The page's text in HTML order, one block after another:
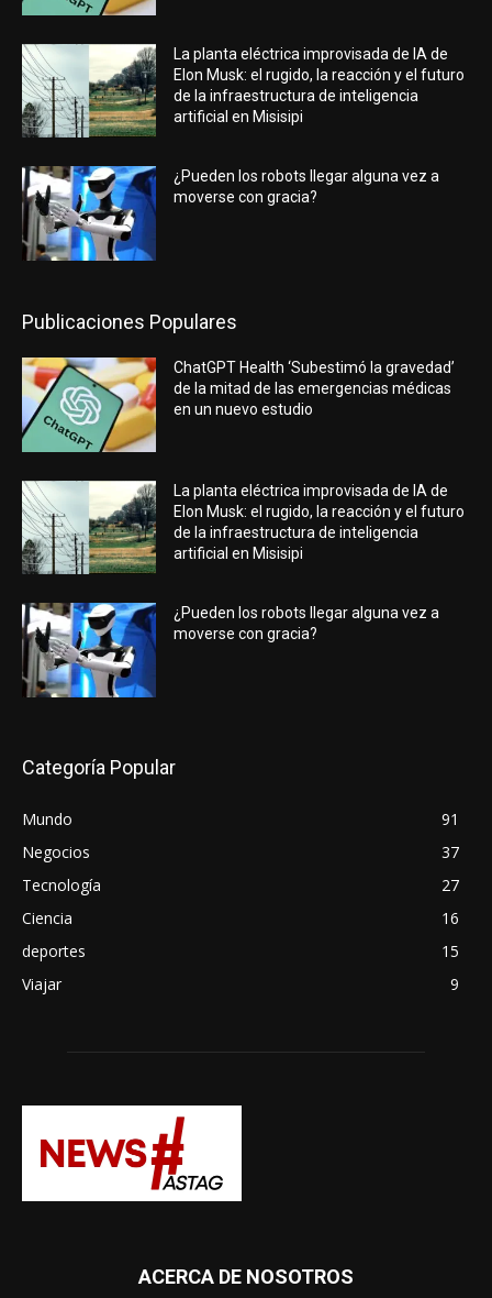
La planta eléctrica improvisada de IA de
Elon Musk: el rugido, la reacción y el futuro
de la infraestructura de inteligencia
artificial en Misisipi
¿Pueden los robots llegar alguna vez a
moverse con gracia?
Publicaciones Populares
ChatGPT Health ‘Subestimó la gravedad’
de la mitad de las emergencias médicas
en un nuevo estudio
La planta eléctrica improvisada de IA de
Elon Musk: el rugido, la reacción y el futuro
de la infraestructura de inteligencia
artificial en Misisipi
¿Pueden los robots llegar alguna vez a
moverse con gracia?
Categoría Popular
Mundo
91
Negocios
37
Tecnología
27
Ciencia
16
deportes
15
Viajar
9
ACERCA DE NOSOTROS